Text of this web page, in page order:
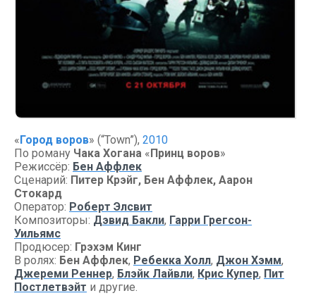
«Город воров» (“Town”), 2010
По роману Чака Хогана «Принц воров»
Режиссёр: Бен Аффлек
Сценарий: Питер Крэйг, Бен Аффлек, Аарон
Стокард
Оператор: Роберт Элсвит
Композиторы: Дэвид Бакли, Гарри Грегсон-
Уильямс
Продюсер: Грэхэм Кинг
В ролях: Бен Аффлек, Ребекка Холл, Джон Хэмм,
Джереми Реннер, Блэйк Лайвли, Крис Купер, Пит
Постлетвэйт и другие.